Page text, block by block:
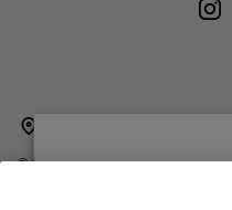
©2026Columbia Sportswear